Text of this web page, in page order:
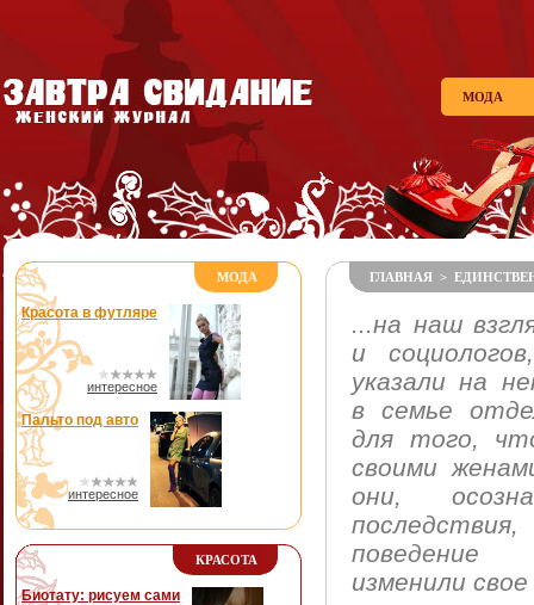
МОДА
МОДА
Красота в футляре
интересное
Пальто под авто
интересное
КРАСОТА
Биотату: рисуем сами
ГЛАВНАЯ >
...на наш
и
указали на
в семье
для того,
своими
они,
изменили